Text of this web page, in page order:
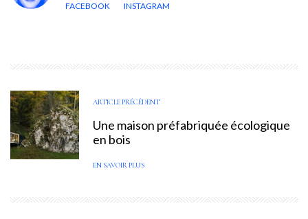
FACEBOOK INSTAGRAM
ARTICLE PRÉCÉDENT
Une maison préfabriquée écologique
en bois
EN SAVOIR PLUS